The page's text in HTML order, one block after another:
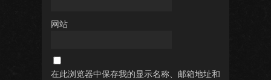
网站
在此浏览器中保存我的显示名称、邮箱地址和